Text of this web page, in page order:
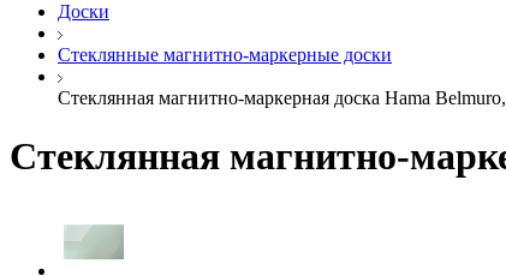
Доски
Стеклянные магнитно-маркерные доски
Стеклянная магнитно-маркерная доска Hama
Стеклянная магнитно-